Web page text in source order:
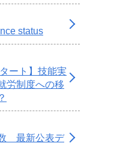
status
ート】技能実
労制度への移
最新公表デ